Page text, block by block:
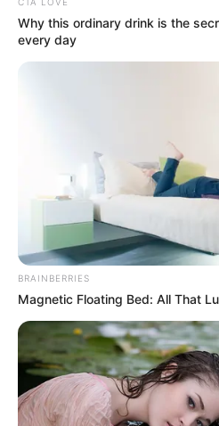
Why this ordinary drink is the
every day
BRAINBERRIES
Magnetic Floating Bed: All That